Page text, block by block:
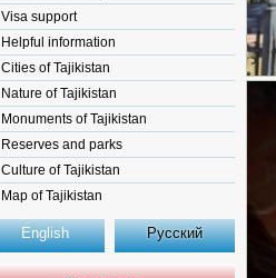
Visa support
Helpful information
Cities of Tajikistan
Nature of Tajikistan
Monuments of Tajikistan
Reserves and parks
Culture of Tajikistan
Map of Tajikistan
English Русский